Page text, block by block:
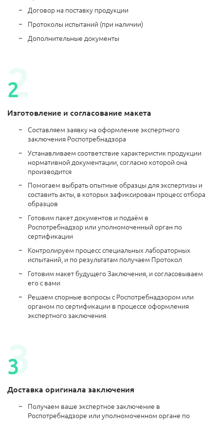
Договор на поставку продукции
Протоколы испытаний (при наличии)
Дополнительные документы
Изготовление и согласование макета
Составляем заявку на оформление экспертного
заключения Роспотребнадзора
Устанавливаем соответствие характеристик продукции
нормативной документации, согласно которой она
производится
Помогаем выбрать опытные образцы для экспертизы и
составить акты, в которых зафиксирован процесс отбора
образцов
Готовим пакет документов и подаём в
Роспотребнадзор или уполномоченный орган по
сертификации
Контролируем процесс специальных лабораторных
испытаний, и по результатам получаем Протокол
Готовим макет будущего Заключения, и согласовываем
его с вами
Решаем спорные вопросы с Роспотребнадзором или
органом по сертификации в процессе оформления
экспертного заключения
Доставка оригинала заключения
Получаем ваше экспертное заключение в
Роспотребнадзоре или уполномоченном органе по